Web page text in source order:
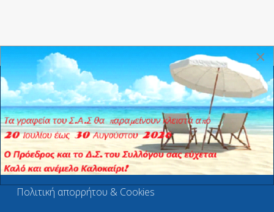
© 2025 ΣΑΣΤΥΑ.
Όροι Χρήσης
Πολιτική απορρήτου & Cookies
×